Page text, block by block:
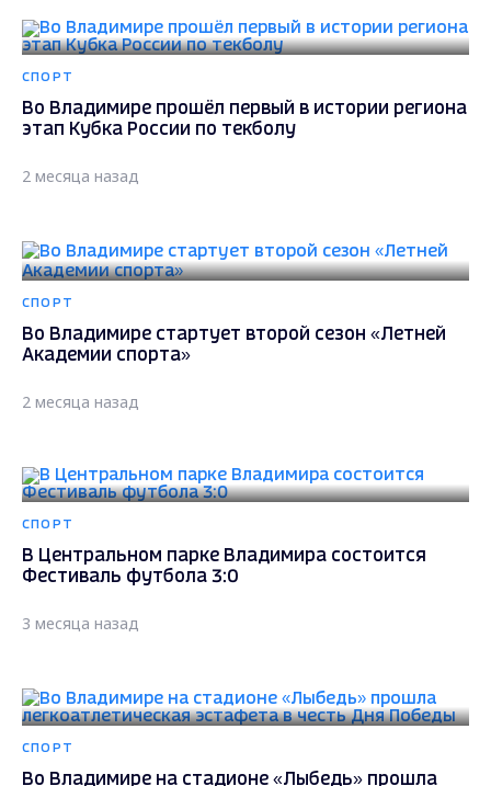
СПОРТ
Во Владимире прошёл первый в истории региона
этап Кубка России по текболу
2 месяца назад
СПОРТ
Во Владимире стартует второй сезон «Летней
Академии спорта»
2 месяца назад
СПОРТ
В Центральном парке Владимира состоится
Фестиваль футбола 3:0
3 месяца назад
СПОРТ
Во Владимире на стадионе «Лыбедь» прошла